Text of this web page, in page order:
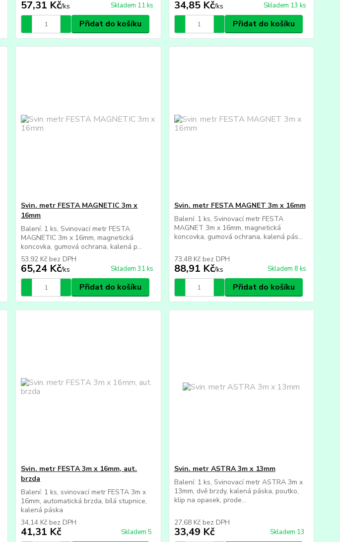
57,31 Kč/ks Skladem 11 ks
Přidat do košíku
34,85 Kč/ks Skladem 13 ks
Přidat do košíku
Svin. metr FESTA MAGNETIC 3m x
16mm
Balení: 1 ks, Svinovací metr FESTA
MAGNETIC 3m x 16mm, magnetická
koncovka, gumová ochrana, kalená p...
65,24 Kč/ks
53,92 Kč bez DPH
Skladem 31 ks
Přidat do košíku
Svin. metr FESTA MAGNET 3m x 16mm
Balení: 1 ks, Svinovací metr FESTA
MAGNET 3m x 16mm, magnetická
koncovka, gumová ochrana, kalená pás...
88,91 Kč/ks
73,48 Kč bez DPH
Skladem 8 ks
Přidat do košíku
Svin. metr FESTA 3m x 16mm, aut.
brzda
Balení: 1 ks, svinovací metr FESTA 3m x
16mm, automatická brzda, bílá stupnice,
kalená páska
41,31 Kč
34,14 Kč bez DPH
Skladem 5
Svin. metr ASTRA 3m x 13mm
Balení: 1 ks, Svinovací metr ASTRA 3m x
13mm, dvě brzdy, kalená páska, poutko,
klip na opasek, prode...
33,49 Kč
27,68 Kč bez DPH
Skladem 13